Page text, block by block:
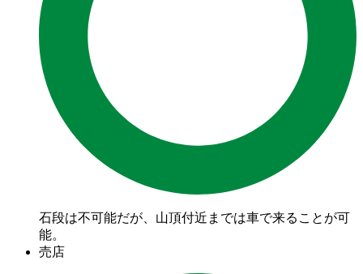
石段は不可能だが、山頂付近までは車で来ることが可
能。
売店